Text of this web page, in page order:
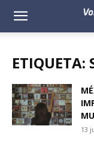
Voz
Empresas
ETIQUETA:
13